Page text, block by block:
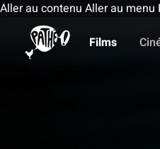
Aller au contenu Aller au menu
Films